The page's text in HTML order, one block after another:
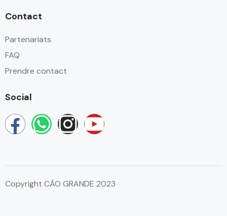
Contact
Partenariats
FAQ
Prendre contact
Social
Copyright CÃO GRANDE 2023